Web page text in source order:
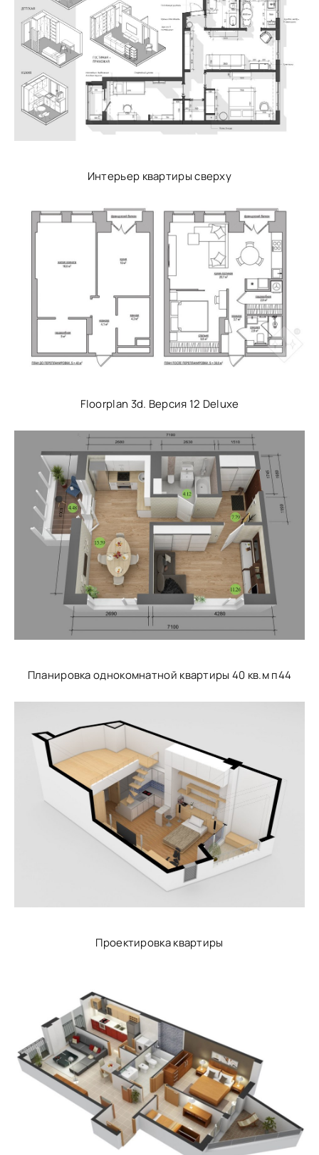
Интерьер квартиры сверху
Floorplan 3d. Версия 12 Deluxe
Планировка однокомнатной квартиры 40 кв.м п44
Проектировка квартиры